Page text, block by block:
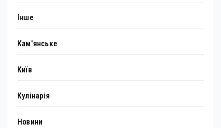
Інше
Кам'янське
Київ
Кулінарія
Новини